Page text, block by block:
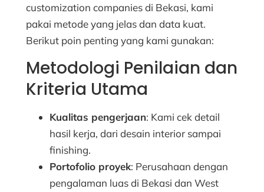
customization companies di Bekasi, kami
pakai metode yang jelas dan data kuat.
Berikut poin penting yang kami gunakan:
Metodologi Penilaian dan
Kriteria Utama
Kualitas pengerjaan: Kami cek detail
hasil kerja, dari desain interior sampai
finishing.
Portofolio proyek: Perusahaan dengan
pengalaman luas di Bekasi dan West